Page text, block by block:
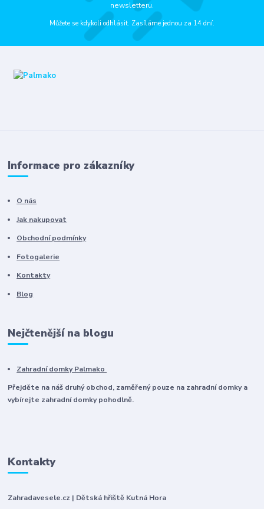
newsletteru.
Můžete se kdykoli odhlásit. Zasíláme jednou za 14 dní.
Informace pro zákazníky
O nás
Jak nakupovat
Obchodní podmínky
Fotogalerie
Kontakty
Blog
Nejčtenější na blogu
Zahradní domky Palmako
Přejděte na náš druhý obchod, zaměřený pouze na zahradní domky a
vybírejte zahradní domky pohodlně.
Kontakty
Zahradavesele.cz | Dětská hřiště Kutná Hora